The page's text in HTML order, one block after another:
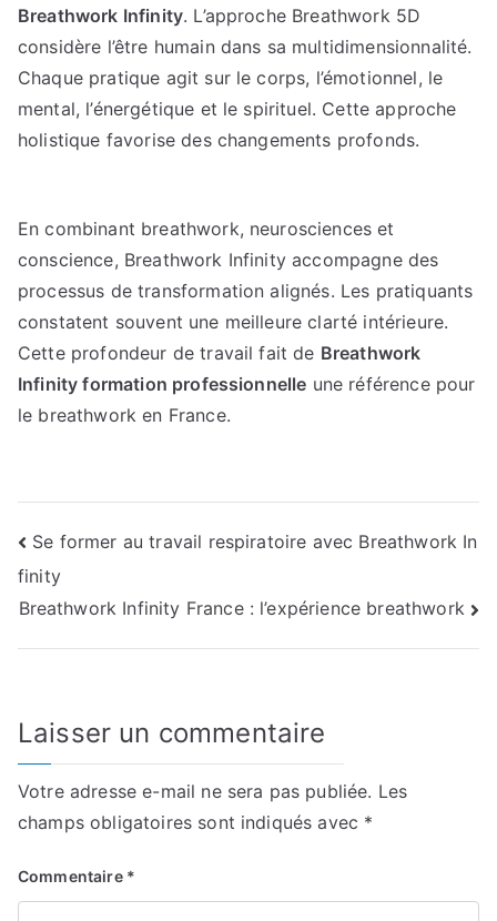
Breathwork Infinity. L’approche Breathwork 5D
considère l’être humain dans sa multidimensionnalité.
Chaque pratique agit sur le corps, l’émotionnel, le
mental, l’énergétique et le spirituel. Cette approche
holistique favorise des changements profonds.
En combinant breathwork, neurosciences et
conscience, Breathwork Infinity accompagne des
processus de transformation alignés. Les pratiquants
constatent souvent une meilleure clarté intérieure.
Cette profondeur de travail fait de Breathwork
Infinity formation professionnelle une référence pour
le breathwork en France.
Navigation
de
l’article
Se former au travail respiratoire avec Breathwork In
finity
Breathwork Infinity France : l’expérience breathwork
Laisser un commentaire
Votre adresse e-mail ne sera pas publiée. Les
champs obligatoires sont indiqués avec *
Commentaire *